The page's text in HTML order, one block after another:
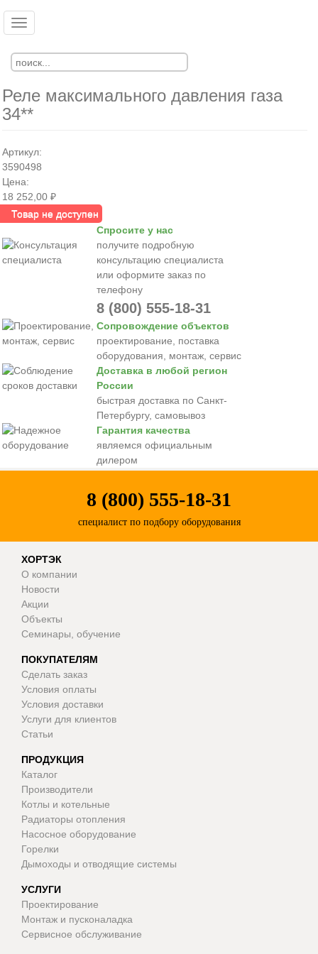
основному
содержанию
Toggle
Реле максимального давления газа
34**
Артикул:
3590498
Цена:
18 252,00 ₽
Товар не доступен
Спросите у нас
получите подробную
консультацию специалиста
или оформите заказ по
телефону
8 (800) 555-18-31
Сопровождение объектов
проектирование, поставка
оборудования, монтаж, сервис
Доставка в любой регион
России
быстрая доставка по Санкт-
Петербургу, самовывоз
Гарантия качества
являемся официальным
дилером
8 (800) 555-18-31
специалист по подбору оборудования
ХОРТЭК
О компании
Новости
Акции
Объекты
Семинары, обучение
ПОКУПАТЕЛЯМ
Сделать заказ
Условия оплаты
Условия доставки
Услуги для клиентов
Статьи
ПРОДУКЦИЯ
Каталог
Производители
Котлы и котельные
Радиаторы отопления
Насосное оборудование
Горелки
Дымоходы и отводящие системы
УСЛУГИ
Проектирование
Монтаж и пусконаладка
Сервисное обслуживание